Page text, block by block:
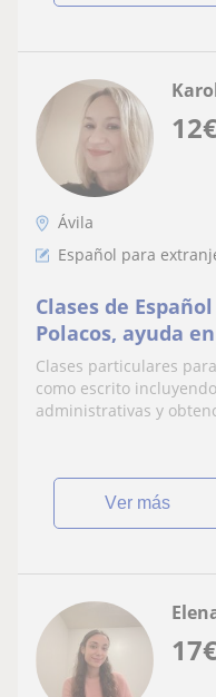
12
Ávila
Español para
Clases de
Polacos, ayuda
administrativas y
nacionalidad
Clases particulares
como escrito
administrativas y
ver más
17